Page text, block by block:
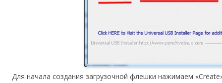
Для начала создания загрузочной флешки нажимаем